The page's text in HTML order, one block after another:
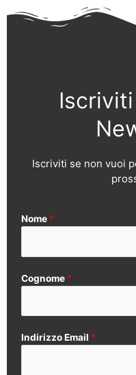
Iscriviti se non vuoi
Nome *
Cognome *
Indirizzo Email *